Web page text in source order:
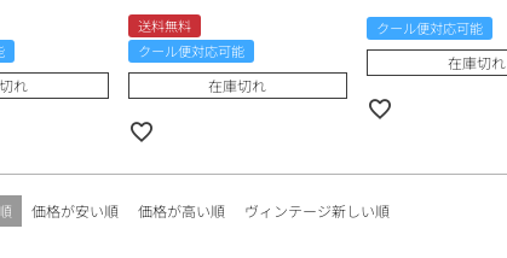
れ
送料無料
クール便対応可能
在庫切れ
クール便対応可能
在庫切れ
価格が安い順 価格が高い順 ヴィンテージ新しい順